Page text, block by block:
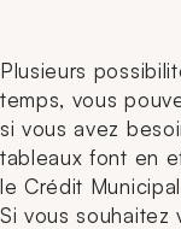
Plusieurs
temps, vous
si vous avez
tableaux font en
le Crédit
Si vous souhaitez